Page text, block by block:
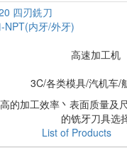
NPT(内牙/外牙)
高速加工机
3C/各类模具/汽机车/
的加工效率丶表面质量及
的铣牙刀具选
List of Products